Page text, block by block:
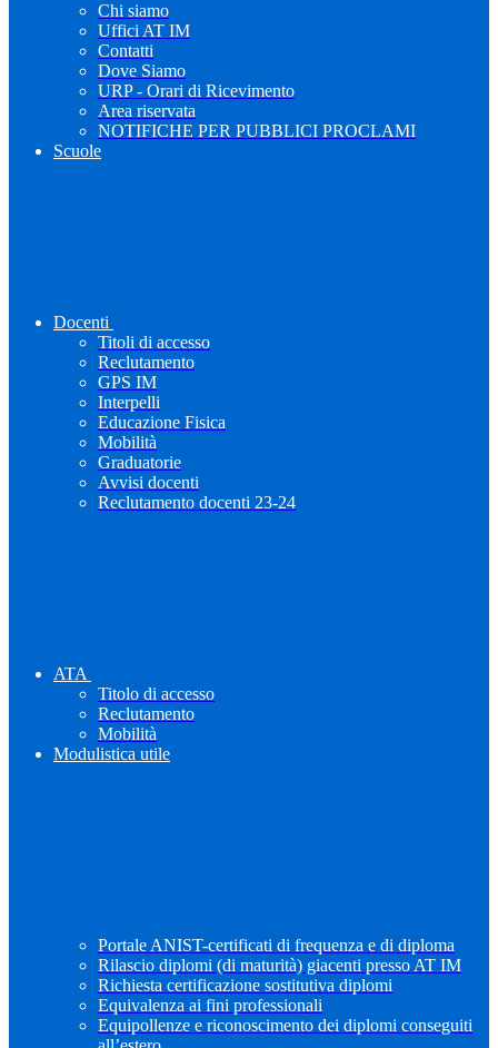
Chi siamo
Uffici AT IM
Contatti
Dove Siamo
URP - Orari di Ricevimento
Area riservata
NOTIFICHE PER PUBBLICI PROCLAMI
Scuole
Docenti
Titoli di accesso
Reclutamento
GPS IM
Interpelli
Educazione Fisica
Mobilità
Graduatorie
Avvisi docenti
Reclutamento docenti 23-24
ATA
Titolo di accesso
Reclutamento
Mobilità
Modulistica utile
Portale ANIST-certificati di frequenza e di diploma
Rilascio diplomi (di maturità) giacenti presso AT IM
Richiesta certificazione sostitutiva diplomi
Equivalenza ai fini professionali
Equipollenze e riconoscimento dei diplomi conseguiti